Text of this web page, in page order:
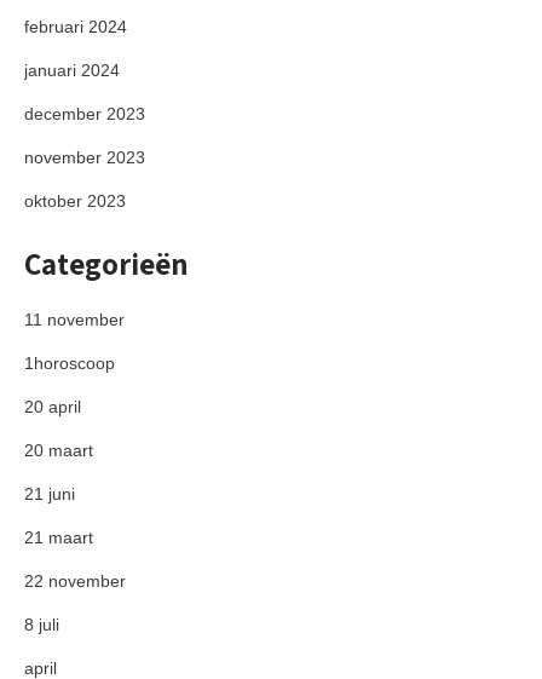
februari 2024
januari 2024
december 2023
november 2023
oktober 2023
Categorieën
11 november
1horoscoop
20 april
20 maart
21 juni
21 maart
22 november
8 juli
april